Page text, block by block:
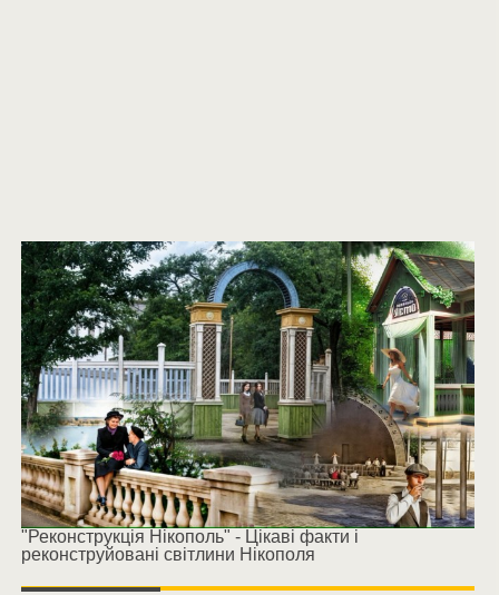
"Реконструкція Нікополь" - Цікаві факти і
реконструйовані світлини Нікополя